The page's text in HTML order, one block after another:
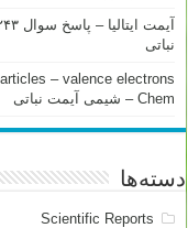
نباتی
Chem – شیمی آیمت نباتی
دسته‌ها
Scientific Reports